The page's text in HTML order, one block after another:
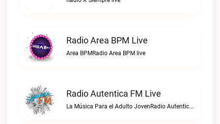
Radio Area BPM Live
Area BPMRadio Area BPM live
Radio Autentica FM Live
La Música Para el Adulto JovenRadio Autentica FM live